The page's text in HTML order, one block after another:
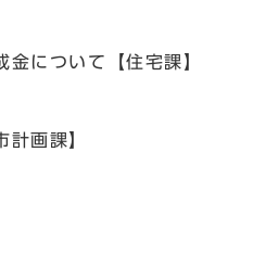
について【住宅課】
画課】